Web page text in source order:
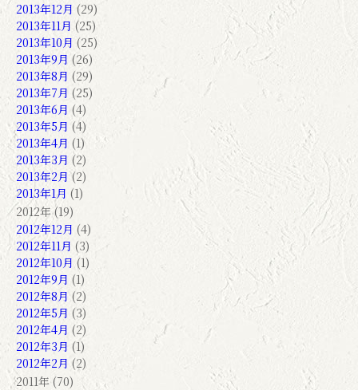
2013年12月 (29)
2013年11月 (25)
2013年10月 (25)
2013年9月 (26)
2013年8月 (29)
2013年7月 (25)
2013年6月 (4)
2013年5月 (4)
2013年4月 (1)
2013年3月 (2)
2013年2月 (2)
2013年1月 (1)
2012年 (19)
2012年12月 (4)
2012年11月 (3)
2012年10月 (1)
2012年9月 (1)
2012年8月 (2)
2012年5月 (3)
2012年4月 (2)
2012年3月 (1)
2012年2月 (2)
2011年 (70)